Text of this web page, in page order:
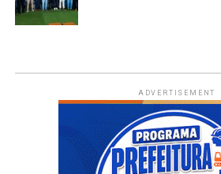
ADVERTISEMENT